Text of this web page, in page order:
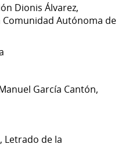
Dionis Álvarez,
Autónoma de
García Cantón,
Letrado de la